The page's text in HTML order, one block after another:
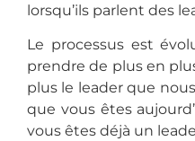
lorsqu’ils parlent des
Le processus est
prendre de plus en
plus le leader que
que vous êtes
vous êtes déjà un